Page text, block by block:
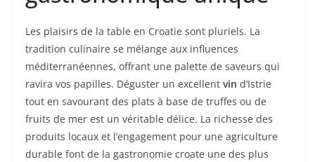
Les plaisirs de la table en Croatie sont pluriels. La
tradition culinaire se mélange aux influences
méditerranéennes, offrant une palette de saveurs qui
ravira vos papilles. Déguster un excellent vin d’Istrie
tout en savourant des plats à base de truffes ou de
fruits de mer est un véritable délice. La richesse des
produits locaux et l’engagement pour une agriculture
durable font de la gastronomie croate une des plus